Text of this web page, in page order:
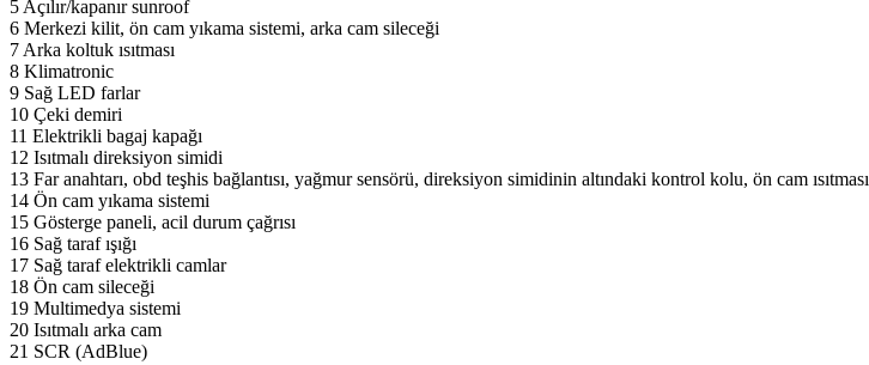
5 Açılır/kapanır sunroof
6 Merkezi kilit, ön cam yıkama sistemi, arka cam sileceği
7 Arka koltuk ısıtması
8 Klimatronic
9 Sağ LED farlar
10 Çeki demiri
11 Elektrikli bagaj kapağı
12 Isıtmalı direksiyon simidi
13 Far anahtarı, obd teşhis bağlantısı, yağmur sensörü, direksiyon simidinin altındaki kontrol kolu, ön cam ısıtması
14 Ön cam yıkama sistemi
15 Gösterge paneli, acil durum çağrısı
16 Sağ taraf ışığı
17 Sağ taraf elektrikli camlar
18 Ön cam sileceği
19 Multimedya sistemi
20 Isıtmalı arka cam
21 SCR (AdBlue)